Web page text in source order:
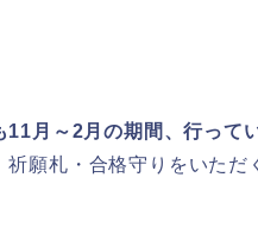
月～2月の期間、行って
願札・合格守りをいただ